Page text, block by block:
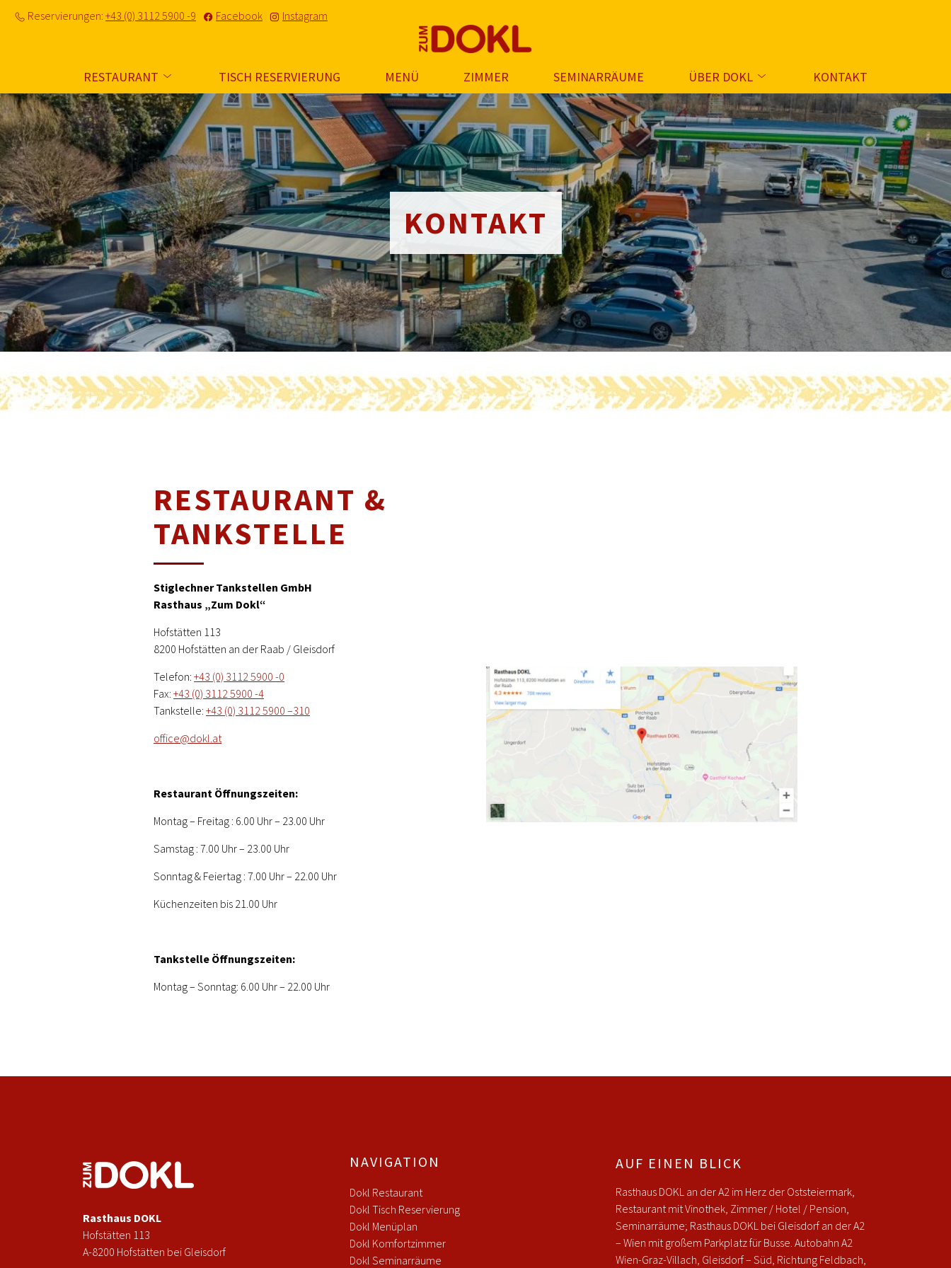
Reservierungen: +43 (0) 3112 5900 -9 Facebook Instagram
RESTAURANT TISCH RESERVIERUNG MENÜ ZIMMER SEMINARRÄUME ÜBER DOKL KONTAKT
KONTAKT
RESTAURANT &
TANKSTELLE
Stiglechner Tankstellen GmbH
Rasthaus „Zum Dokl“
Hofstätten 113
8200 Hofstätten an der Raab / Gleisdorf
Telefon: +43 (0) 3112 5900 -0
Fax: +43 (0) 3112 5900 -4
Tankstelle: +43 (0) 3112 5900 –310
office@dokl.at
Restaurant Öffnungszeiten:
Montag – Freitag : 6.00 Uhr – 23.00 Uhr
Samstag : 7.00 Uhr – 23.00 Uhr
Sonntag & Feiertag : 7.00 Uhr – 22.00 Uhr
Küchenzeiten bis 21.00 Uhr
Tankstelle Öffnungszeiten:
Montag – Sonntag: 6.00 Uhr – 22.00 Uhr
Rasthaus DOKL
Hofstätten 113
A-8200 Hofstätten bei Gleisdorf
NAVIGATION
Dokl Restaurant
Dokl Tisch Reservierung
Dokl Menüplan
Dokl Komfortzimmer
Dokl Seminarräume
AUF EINEN BLICK
Rasthaus DOKL an der A2 im Herz der Oststeiermark,
Restaurant mit Vinothek, Zimmer / Hotel / Pension,
Seminarräume; Rasthaus DOKL bei Gleisdorf an der A2
– Wien mit großem Parkplatz für Busse. Autobahn A2
Wien-Graz-Villach, Gleisdorf – Süd, Richtung Feldbach,